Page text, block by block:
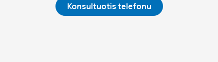
Konsultuotis telefonu